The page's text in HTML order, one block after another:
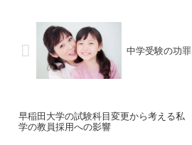
中学受験の功罪
早稲田大学の試験科目変更から考える私
学の教員採用への影響